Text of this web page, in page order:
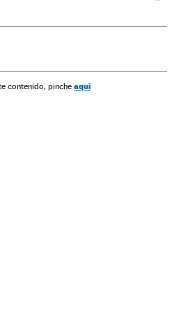
Política
contenido, pinche aquí